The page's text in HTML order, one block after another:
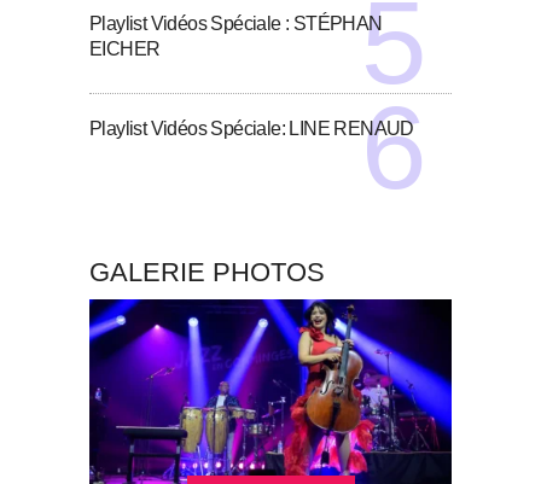
Playlist Vidéos Spéciale : STÉPHAN
EICHER
Playlist Vidéos Spéciale: LINE RENAUD
GALERIE PHOTOS